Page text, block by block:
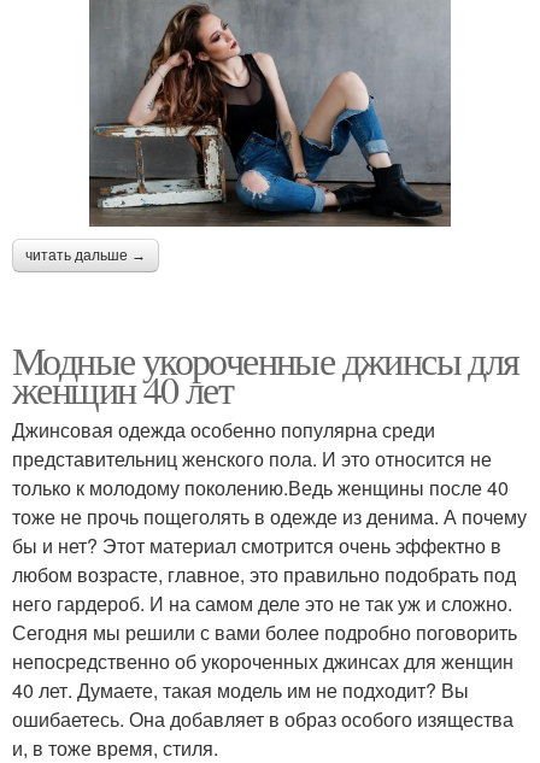
читать дальше →
Модные укороченные джинсы для
женщин 40 лет
Джинсовая одежда особенно популярна среди
представительниц женского пола. И это относится не
только к молодому поколению.Ведь женщины после 40
тоже не прочь пощеголять в одежде из денима. А почему
бы и нет? Этот материал смотрится очень эффектно в
любом возрасте, главное, это правильно подобрать под
него гардероб. И на самом деле это не так уж и сложно.
Сегодня мы решили с вами более подробно поговорить
непосредственно об укороченных джинсах для женщин
40 лет. Думаете, такая модель им не подходит? Вы
ошибаетесь. Она добавляет в образ особого изящества
и, в тоже время, стиля.